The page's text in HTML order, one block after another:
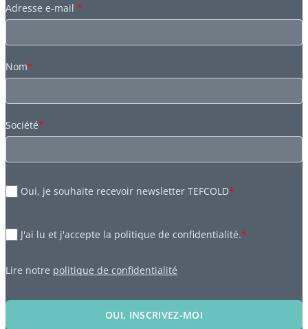
Adresse e-mail *
Nom*
Société*
Oui, je souhaite recevoir newsletter TEFCOLD*
J'ai lu et j'accepte la politique de confidentialité.*
Lire notre politique de confidentialité
OUI, INSCRIVEZ-MOI